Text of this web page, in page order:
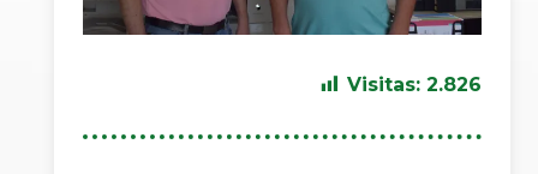
Visitas: 2.826